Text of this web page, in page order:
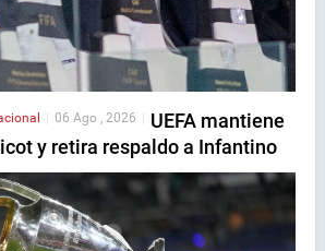
06 Ago , 2026
UEFA mantiene
y retira respaldo a Infantino